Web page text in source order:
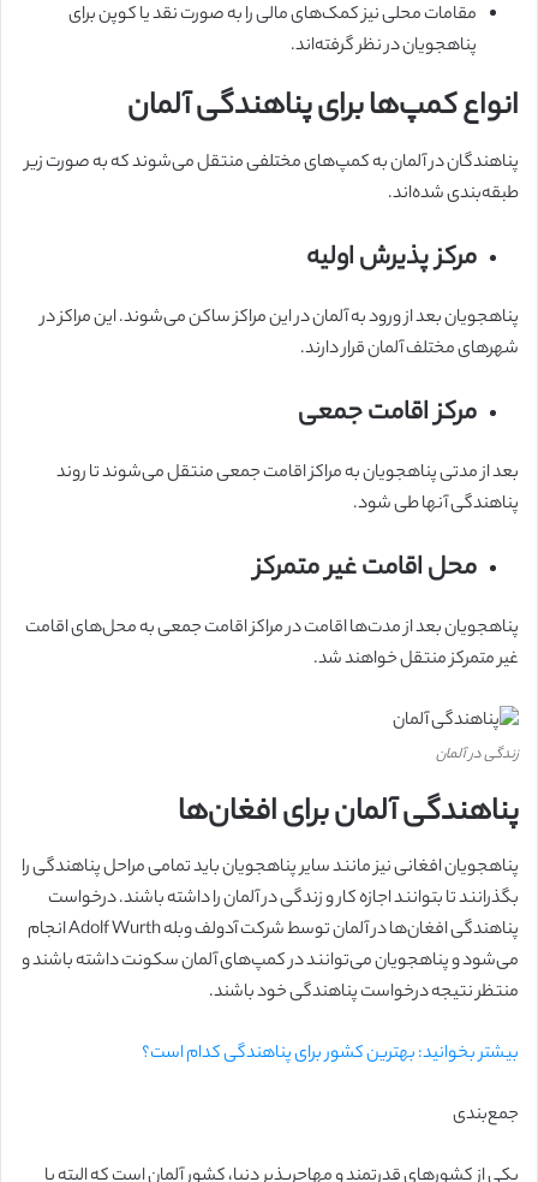
مقامات محلی نیز کمک‌های مالی را به صورت نقد یا کوپن برای
پناهجویان در نظر گرفته‌اند.
انواع کمپ‌ها برای پناهندگی آلمان
پناهندگان در آلمان به کمپ‌های مختلفی منتقل می‌شوند که به صورت زیر
طبقه‌بندی شده‌اند.
مرکز پذیرش اولیه
پناهجویان بعد از ورود به آلمان در این مراکز ساکن می‌شوند. این مراکز در
شهرهای مختلف آلمان قرار دارند.
مرکز اقامت جمعی
بعد از مدتی پناهجویان به مراکز اقامت جمعی منتقل می‌شوند تا روند
پناهندگی آنها طی شود.
محل اقامت غیر متمرکز
پناهجویان بعد از مدت‌ها اقامت در مراکز اقامت جمعی به محل‌های اقامت
غیر متمرکز منتقل خواهند شد.
زندگی در آلمان
پناهندگی آلمان برای افغان‌ها
پناهجویان افغانی نیز مانند سایر پناهجویان باید تمامی مراحل پناهندگی را
بگذرانند تا بتوانند اجازه کار و زندگی در آلمان را داشته باشند. درخواست
پناهندگی افغان‌ها در آلمان توسط شرکت آدولف وبله Adolf Wurth انجام
می‌شود و پناهجویان می‌توانند در کمپ‌های آلمان سکونت داشته باشند و
منتظر نتیجه درخواست پناهندگی خود باشند.
بیشتر بخوانید: بهترین کشور برای پناهندگی کدام است؟
جمع‌بندی